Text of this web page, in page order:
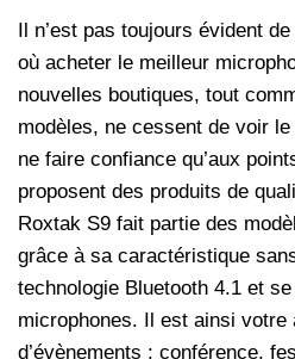
Il n’est pas toujours évident
où acheter le meilleur
nouvelles boutiques, tout
modèles, ne cessent de voir
ne faire confiance qu’aux
proposent des produits de
Roxtak S9 fait partie des
grâce à sa caractéristique
technologie Bluetooth 4.1 et
microphones. Il est ainsi votre
d’évènements : conférence,